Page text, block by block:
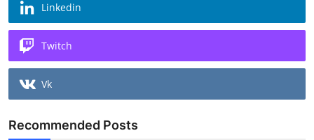
Linkedin
Twitch
Vk
Recommended Posts